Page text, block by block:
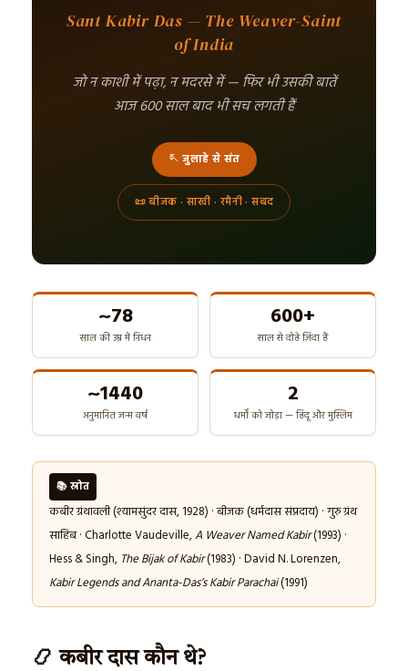
Sant Kabir Das — The Weaver-Saint
of India
जो न काशी में पढ़ा, न मदरसे में — फिर भी उसकी बातें
आज 600 साल बाद भी सच लगती हैं
🪡 जुलाहे से संत
📜 बीजक · साखी · रमैनी · सबद
~78
साल की उम्र में निधन
600+
साल से दोहे ज़िंदा हैं
~1440
अनुमानित जन्म वर्ष
2
धर्मों को जोड़ा — हिंदू और मुस्लिम
📚 स्रोत
कबीर ग्रंथावली (श्यामसुंदर दास, 1928) · बीजक (धर्मदास संप्रदाय) · गुरु ग्रंथ
साहिब · Charlotte Vaudeville,A Weaver Named Kabir(1993) ·
Hess & Singh, The Bijak of Kabir(1983) · David N. Lorenzen,
Kabir Legends and Ananta-Das’s Kabir Parachai(1991)
📿 कबीर दास कौन थे?